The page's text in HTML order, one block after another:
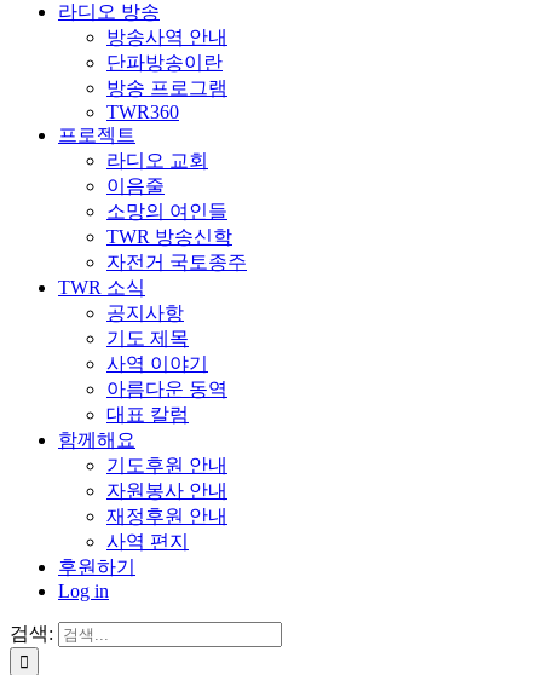
라디오 방송
방송사역 안내
단파방송이란
방송 프로그램
TWR360
프로젝트
라디오 교회
이음줄
소망의 여인들
TWR 방송신학
자전거 국토종주
TWR 소식
공지사항
기도 제목
사역 이야기
아름다운 동역
대표 칼럼
함께해요
기도후원 안내
자원봉사 안내
재정후원 안내
사역 편지
후원하기
Log in
검색: